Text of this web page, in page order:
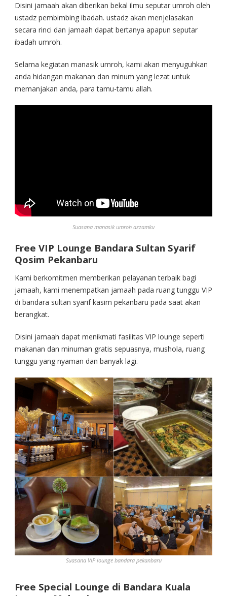
Disini jamaah akan diberikan bekal ilmu seputar umroh oleh
ustadz pembimbing ibadah. ustadz akan menjelasakan
secara rinci dan jamaah dapat bertanya apapun seputar
ibadah umroh.
Selama kegiatan manasik umroh, kami akan menyuguhkan
anda hidangan makanan dan minum yang lezat untuk
memanjakan anda, para tamu-tamu allah.
Suasana manasik umroh azzamku
Free VIP Lounge Bandara Sultan Syarif
Qosim Pekanbaru
Kami berkomitmen memberikan pelayanan terbaik bagi
jamaah, kami menempatkan jamaah pada ruang tunggu VIP
di bandara sultan syarif kasim pekanbaru pada saat akan
berangkat.
Disini jamaah dapat menikmati fasilitas VIP lounge seperti
makanan dan minuman gratis sepuasnya, mushola, ruang
tunggu yang nyaman dan banyak lagi.
Suasana VIP lounge bandara pekanbaru
Free Special Lounge di Bandara Kuala